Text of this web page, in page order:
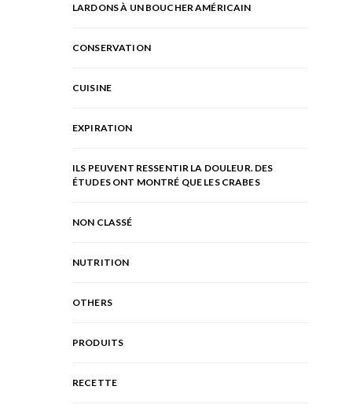
LARDONS À UN BOUCHER AMÉRICAIN
CONSERVATION
CUISINE
EXPIRATION
ILS PEUVENT RESSENTIR LA DOULEUR. DES
ÉTUDES ONT MONTRÉ QUE LES CRABES
NON CLASSÉ
NUTRITION
OTHERS
PRODUITS
RECETTE